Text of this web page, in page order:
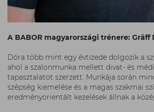
A BABOR magyarországi trénere: Gräff
Dóra több mint egy évtizede dolgozik a
ahol a szalonmunka mellett divat- és
tapasztalatot szerzett. Munkája során
szépség kiemelése és a magas szakmai
eredményorientált kezelések állnak a